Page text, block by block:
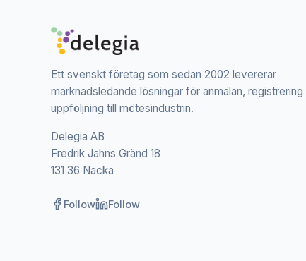
Ett svenskt företag som sedan 2002 levererar
marknadsledande lösningar för anmälan, registrering
uppföljning till mötesindustrin.
Delegia AB
Fredrik Jahns Gränd 18
131 36 Nacka
Follow Follow